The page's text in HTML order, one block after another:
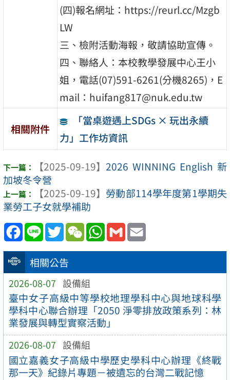
相關公告
2026-08-07 設備組
臺中女子高級中等學校地理學科中心與地球科學
學科中心聯合辦理「2050 淨零排放政策系列：林
業發展與轉型實察活動」
2026-08-07 設備組
國立嘉義女子高級中學歷史學科中心辦理《終戰
那一天》紀錄片專題－被遺忘的台灣二戰記憶
(四)報名網址：https://reurl.cc/Mzgb
LW
三、檢附活動海報，敬請協助宣傳。
四、聯絡人：本校教學發展中心王小
姐，電話(07)591-6261(分機8265)，E
mail：huifang817@nuk.edu.tw
相關附件
「當桌遊遇上SDGs × 玩出永續
力」工作坊資訊
【2025-09-19】 2026 WINNING English 新
加坡冬令營
【2025-09-19】 勞動部114學年度第1學期失
業勞工子女就學補助
Facebook
Line TwitterWeChatWhatsApp
Gmail